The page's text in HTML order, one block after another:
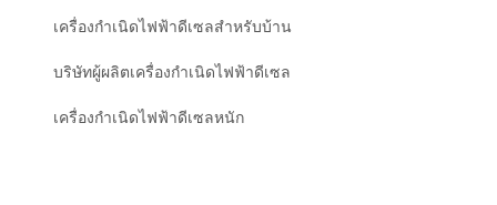
เครื่องกำเนิดไฟฟ้าดีเซลสำหรับบ้าน
บริษัทผู้ผลิตเครื่องกำเนิดไฟฟ้าดีเซล
เครื่องกำเนิดไฟฟ้าดีเซลหนัก